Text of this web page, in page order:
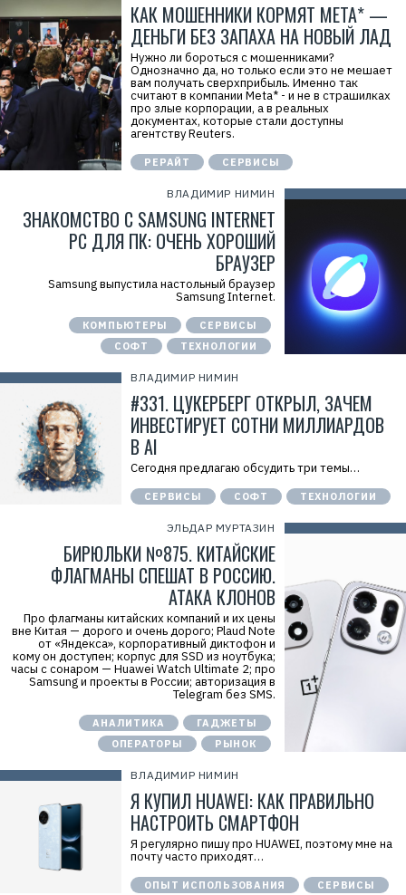
КАК МОШЕННИКИ КОРМЯТ META* —
ДЕНЬГИ БЕЗ ЗАПАХА НА НОВЫЙ ЛАД
Нужно ли бороться с мошенниками?
Однозначно да, но только если это не мешает
вам получать сверхприбыль. Именно так
считают в компании Meta* - и не в страшилках
про злые корпорации, а в реальных
документах, которые стали доступны
агентству Reuters.
РЕРАЙТ СЕРВИСЫ
ВЛАДИМИР НИМИН
ЗНАКОМСТВО С SAMSUNG INTERNET
PC ДЛЯ ПК: ОЧЕНЬ ХОРОШИЙ
БРАУЗЕР
Samsung выпустила настольный браузер
Samsung Internet.
КОМПЬЮТЕРЫ
СЕРВИСЫ
СОФТ
ТЕХНОЛОГИИ
ВЛАДИМИР НИМИН
#331. ЦУКЕРБЕРГ ОТКРЫЛ, ЗАЧЕМ
ИНВЕСТИРУЕТ СОТНИ МИЛЛИАРДОВ
В AI
Сегодня предлагаю обсудить три темы…
СЕРВИСЫ СОФТ ТЕХНОЛОГИИ
ЭЛЬДАР МУРТАЗИН
БИРЮЛЬКИ №875. КИТАЙСКИЕ
ФЛАГМАНЫ СПЕШАТ В РОССИЮ.
АТАКА КЛОНОВ
Про флагманы китайских компаний и их цены
вне Китая — дорого и очень дорого; Plaud Note
от «Яндекса», корпоративный диктофон и
кому он доступен; корпус для SSD из ноутбука;
часы с сонаром — Huawei Watch Ultimate 2; про
Samsung и проекты в России; авторизация в
Telegram без SMS.
АНАЛИТИКА
ГАДЖЕТЫ
ОПЕРАТОРЫ
РЫНОК
ВЛАДИМИР НИМИН
Я КУПИЛ HUAWEI: КАК ПРАВИЛЬНО
НАСТРОИТЬ СМАРТФОН
Я регулярно пишу про HUAWEI, поэтому мне на
почту часто приходят…
ОПЫТ ИСПОЛЬЗОВАНИЯ СЕРВИСЫ